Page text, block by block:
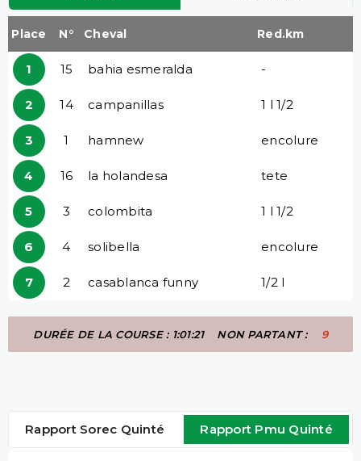
Place N° Cheval Red.km
1 15 bahia esmeralda -
2 14 campanillas 1 l 1/2
3 1 hamnew encolure
4 16 la holandesa tete
5 3 colombita 1 l 1/2
6 4 solibella encolure
7 2 casablanca funny 1/2 l
DURÉE DE LA COURSE : 1:01:21 NON PARTANT : 9
Rapport Sorec Quinté Rapport Pmu Quinté